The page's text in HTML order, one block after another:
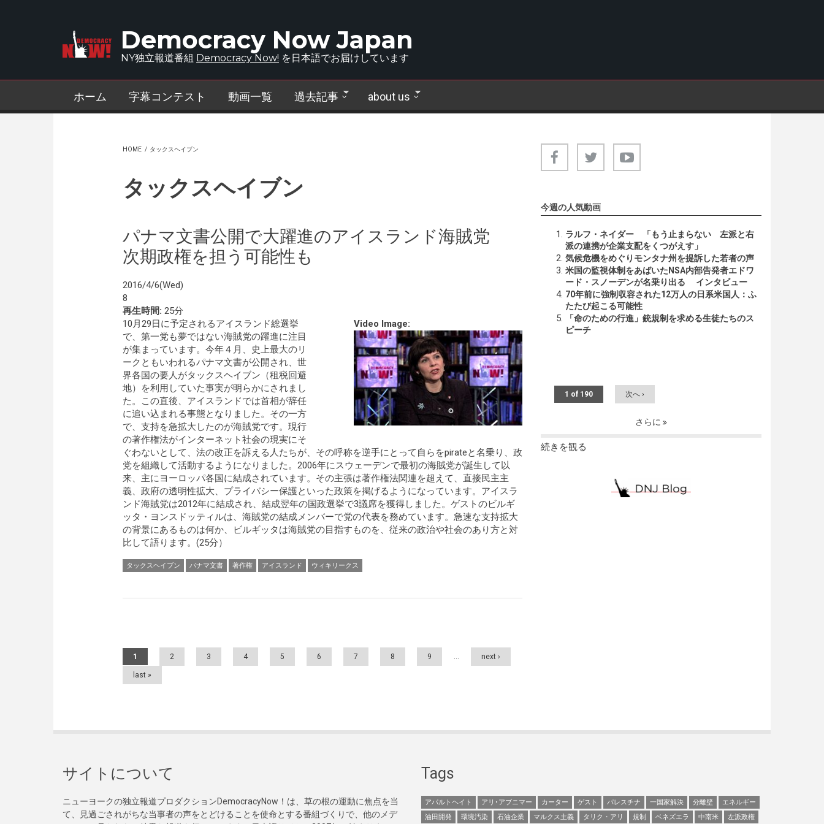
Democracy Now Japan
NY独立報道番組 Democracy Now! を日本語でお届けしています
ホーム 字幕コンテスト 動画一覧 過去記事 about us
HOME / タックスヘイブン
タックスヘイブン
パナマ文書公開で大躍進のアイスランド海賊党
次期政権を担う可能性も
2016/4/6(Wed)
8
再生時間: 25分
Video Image:
10月29日に予定されるアイスランド総選挙
で、第一党も夢ではない海賊党の躍進に注目
が集まっています。今年４月、史上最大のリ
ークともいわれるパナマ文書が公開され、世
界各国の要人がタックスヘイブン（租税回避
地）を利用していた事実が明らかにされまし
た。この直後、アイスランドでは首相が辞任
に追い込まれる事態となりました。その一方
で、支持を急拡大したのが海賊党です。現行
の著作権法がインターネット社会の現実にそ
ぐわないとして、法の改正を訴える人たちが、その呼称を逆手にとって自らをpirateと名乗り、政
党を組織して活動するようになりました。2006年にスウェーデンで最初の海賊党が誕生して以
来、主にヨーロッパ各国に結成されています。その主張は著作権法関連を超えて、直接民主主
義、政府の透明性拡大、プライバシー保護といった政策を掲げるようになっています。アイスラ
ンド海賊党は2012年に結成され、結成翌年の国政選挙で3議席を獲得しました。ゲストのビルギ
ッタ・ヨンスドッティルは、海賊党の結成メンバーで党の代表を務めています。急速な支持拡大
の背景にあるものは何か、ビルギッタは海賊党の目指すものを、従来の政治や社会のあり方と対
比して語ります。(25分）
タックスヘイブン パナマ文書 著作権 アイスランド ウィキリークス
Pages
1 2 3 4 5 6 7 8 9 … next ›
last »
今週の人気動画
ラルフ・ネイダー 「もう止まらない 左派と右
派の連携が企業支配をくつがえす」
気候危機をめぐりモンタナ州を提訴した若者の声
米国の監視体制をあばいたNSA内部告発者エドワ
ード・スノーデンが名乗り出る インタビュー
70年前に強制収容された12万人の日系米国人：ふ
たたび起こる可能性
「命のための行進」銃規制を求める生徒たちのス
ピーチ
1 of 190 次へ ›
さらに
続きを観る
サイトについて
ニューヨークの独立報道プロダクションDemocracyNow！は、草の根の運動に焦点を当
て、見過ごされがちな当事者の声をとどけることを使命とする番組づくりで、他のメデ
Tags
アパルトヘイト アリ･アブニマー カーター ゲスト パレスチナ 一国家解決 分離壁
エネルギー
油田開発
環境汚染 石油企業 マルクス主義 タリク・アリ 規制 ベネズエラ 中南米 左派政権